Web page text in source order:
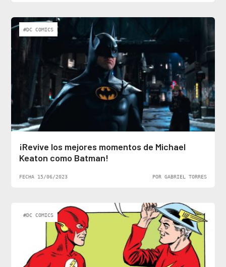
#DC COMICS
¡Revive los mejores momentos de Michael
Keaton como Batman!
FECHA 15/06/2023 POR GABRIEL TORRES
#DC COMICS